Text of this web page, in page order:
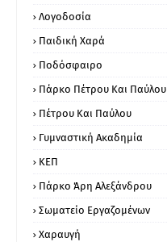
Λογοδοσία
Παιδική Χαρά
Ποδόσφαιρο
Πάρκο Πέτρου Και Παύλου
Πέτρου Και Παύλου
Γυμναστική Ακαδημία
ΚΕΠ
Πάρκο Άρη Αλεξάνδρου
Σωματείο Εργαζομένων
Χαραυγή